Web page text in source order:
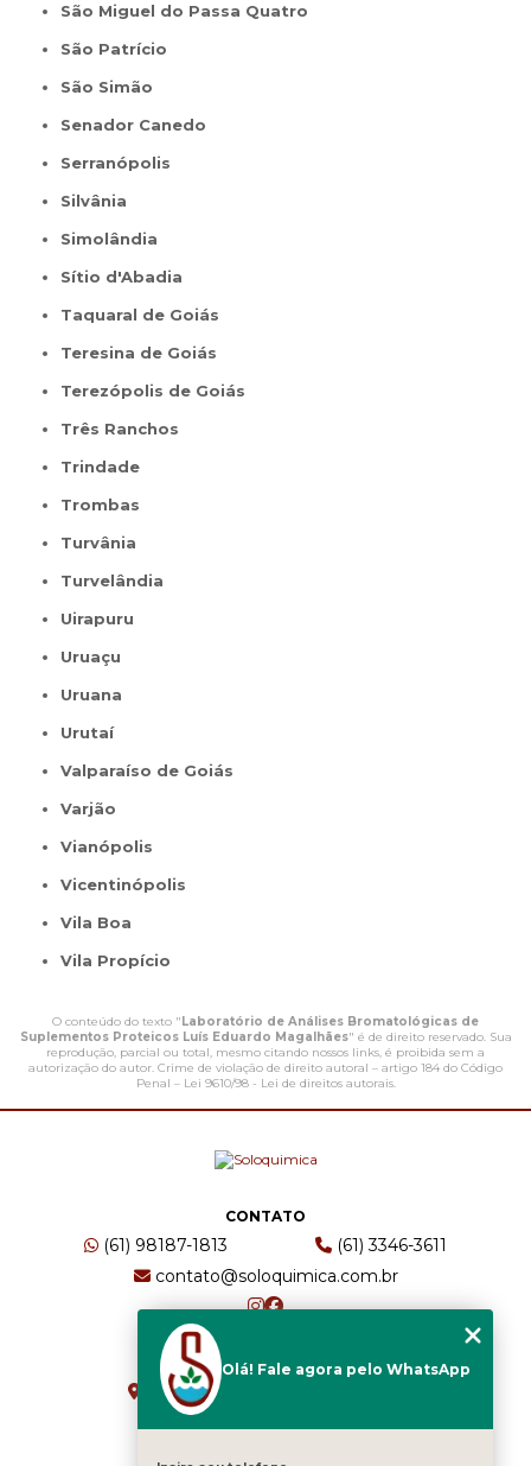
São Miguel do Passa Quatro
São Patrício
São Simão
Senador Canedo
Serranópolis
Silvânia
Simolândia
Sítio d'Abadia
Taquaral de Goiás
Teresina de Goiás
Terezópolis de Goiás
Três Ranchos
Trindade
Trombas
Turvânia
Turvelândia
Uirapuru
Uruaçu
Uruana
Urutaí
Valparaíso de Goiás
Varjão
Vianópolis
Vicentinópolis
Vila Boa
Vila Propício
O conteúdo do texto " Laboratório de Análises Bromatológicas de
Suplementos Proteicos Luís Eduardo Magalhães" é de direito reservado. Sua
reprodução, parcial ou total, mesmo citando nossos links, é proibida sem a
autorização do autor. Crime de violação de direito autoral – artigo 184 do Código
Penal – Lei 9610/98 - Lei de direitos autorais.
CONTATO
(61) 98187-1813
(61) 3346-3611
contato@soloquimica.com.br
ENDEREÇO
CRS 511 Sul, Bl B, Sl 49 - Asa Sul
Brasília - DF - CEP: 70361-520
Olá! Fale agora pelo WhatsApp